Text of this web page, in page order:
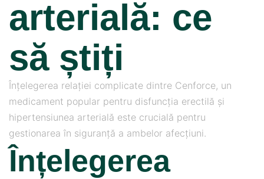
arterială: ce
să știți
Înțelegerea relației complicate dintre Cenforce, un
medicament popular pentru disfuncția erectilă și
hipertensiunea arterială este crucială pentru
gestionarea în siguranță a ambelor afecțiuni.
Înțelegerea